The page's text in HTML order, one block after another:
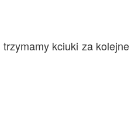
kciuki za kolejne